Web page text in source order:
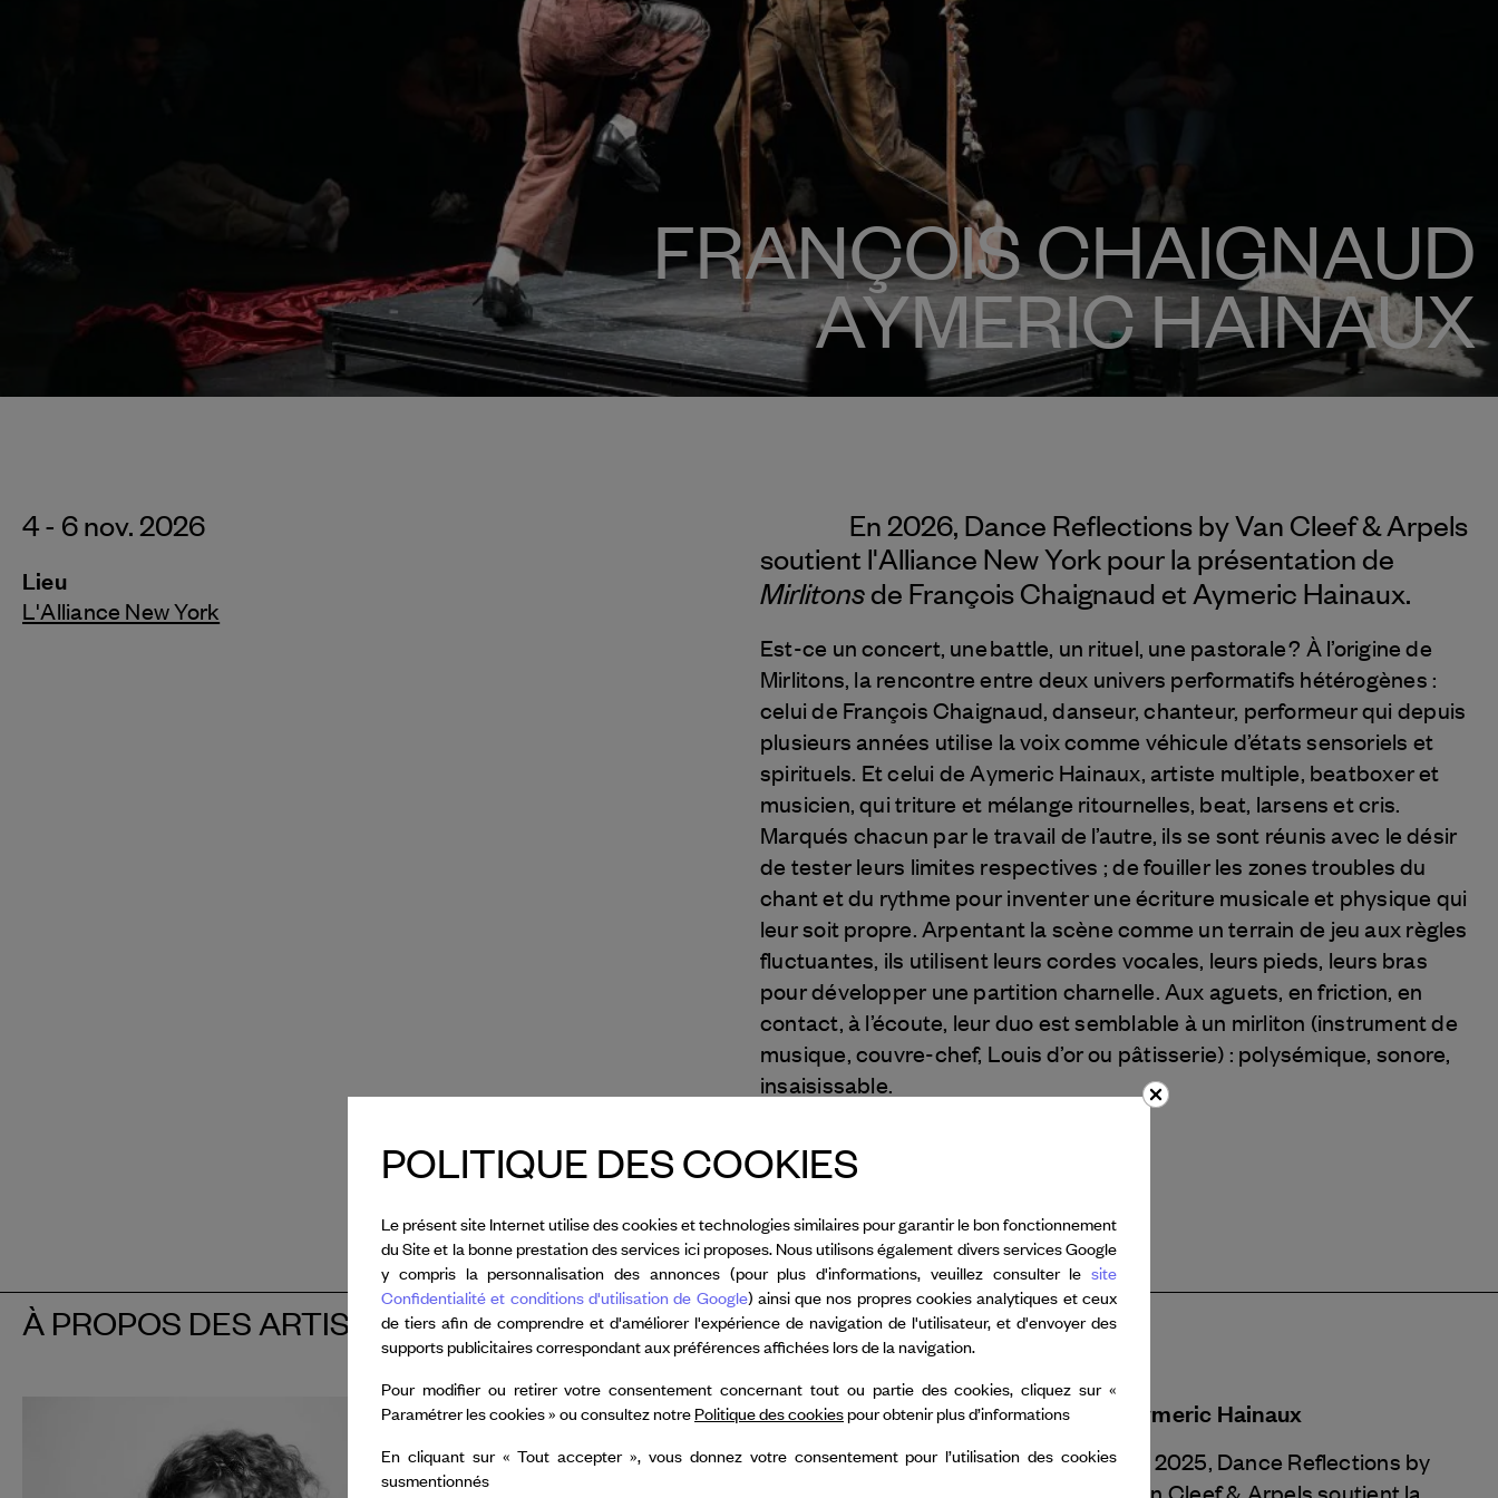
FRANÇOIS CHAIGNAUD
AYMERIC HAINAUX
4 - 6 nov. 2026
Lieu
L'Alliance New York
En 2026, Dance Reflections byVan Cleef & Arpels
soutient l'Alliance New York pour la présentation de
Mirlitonsde François Chaignaud et Aymeric Hainaux.
Est-ce un concert, une battle, un rituel, une pastorale ? À l’origine de
Mirlitons, la rencontre entre deux univers performatifs hétérogènes :
celui de François Chaignaud, danseur, chanteur, performeur qui depuis
plusieurs années utilise la voix comme véhicule d’états sensoriels et
spirituels. Et celui de Aymeric Hainaux, artiste multiple, beatboxer et
musicien, qui triture et mélange ritournelles, beat, larsens et cris.
Marqués chacun par le travail de l’autre, ils se sont réunis avec le désir
de tester leurs limites respectives ; de fouiller les zones troubles du
chant et du rythme pour inventer une écriture musicale et physique qui
leur soit propre. Arpentant la scène comme un terrain de jeu aux règles
fluctuantes, ils utilisent leurs cordes vocales, leurs pieds, leurs bras
pour développer une partition charnelle. Aux aguets, en friction, en
contact, à l’écoute, leur duo est semblable à un mirliton (instrument de
musique, couvre-chef, Louis d’or ou pâtisserie) : polysémique, sonore,
insaisissable.
Tous les crédits
À PROPOS DES ARTISTES
François Chaignaud
En 2026, Dance Reflections
byVan Cleef & Arpels
Aymeric Hainaux
En 2025, Dance Reflections by
Van Cleef & Arpels soutient la
POLITIQUE DES COOKIES
Le présent site Internet utilise des cookies et technologies similaires pour garantir le bon fonctionnement
du Site et la bonne prestation des services ici proposes. Nous utilisons également divers services Google
y compris la personnalisation des annonces (pour plus d'informations, veuillez consulter le site
Confidentialité et conditions d'utilisation de Google) ainsi que nos propres cookies analytiques et ceux
de tiers afin de comprendre et d'améliorer l'expérience de navigation de l'utilisateur, et d'envoyer des
supports publicitaires correspondant aux préférences affichées lors de la navigation.
Pour modifier ou retirer votre consentement concernant tout ou partie des cookies, cliquez sur «
Paramétrer les cookies » ou consultez notre Politique des cookiespour obtenir plus d’informations
En cliquant sur « Tout accepter », vous donnez votre consentement pour l’utilisation des cookies
susmentionnés